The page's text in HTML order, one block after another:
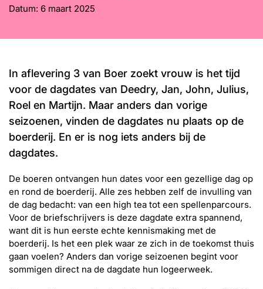
Facebook
Instagram
John
Nieuws Nieuwsbrief
Datum: 6 maart 2025
In aflevering 3 van Boer zoekt vrouw is het tijd
voor de dagdates van Deedry, Jan, John, Julius,
Roel en Martijn. Maar anders dan vorige
seizoenen, vinden de dagdates nu plaats op de
boerderij. En er is nog iets anders bij de
dagdates.
De boeren ontvangen hun dates voor een gezellige dag op
en rond de boerderij. Alle zes hebben zelf de invulling van
de dag bedacht: van een high tea tot een spellenparcours.
Voor de briefschrijvers is deze dagdate extra spannend,
want dit is hun eerste echte kennismaking met de
boerderij. Is het een plek waar ze zich in de toekomst thuis
gaan voelen? Anders dan vorige seizoenen begint voor
sommigen direct na de dagdate hun logeerweek.